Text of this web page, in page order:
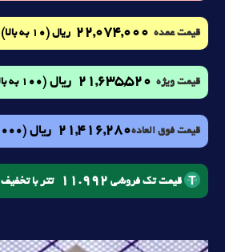
قیمت عمده 22,074,000 ریال (10 به بالا)
قیمت ویژه 21,635,520 ریال (100 به بالا)
قیمت فوق العاده21,416,280 ریال (1000 به بالا)
قیمت تک فروشی 11.992 تتر با تخفیف